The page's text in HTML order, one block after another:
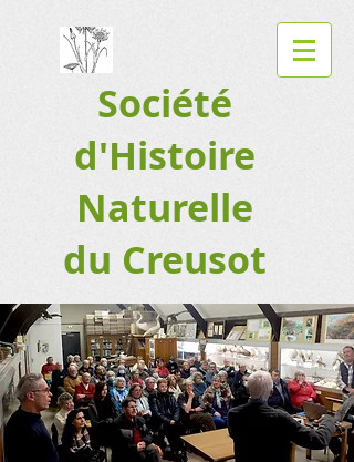
Société
d'Histoire
Naturelle
du Creusot